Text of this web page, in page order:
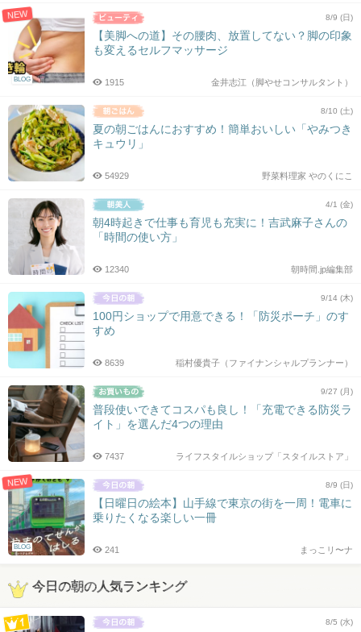
NEW
BLOG
8/9 (日)
【美脚への道】その腰肉、放置してない？脚の印象
も変えるセルフマッサージ
金井志江（脚やせコンサルタント）
1915
8/10 (土)
夏の朝ごはんにおすすめ！簡単おいしい「やみつき
キュウリ」
野菜料理家 やのくにこ
54929
4/1 (金)
朝4時起きで仕事も育児も充実に！吉武麻子さんの
「時間の使い方」
朝時間.jp編集部
12340
9/14 (木)
100円ショップで用意できる！「防災ポーチ」のす
すめ
稲村優貴子（ファイナンシャルプランナー）
8639
9/27 (月)
普段使いできてコスパも良し！「充電できる防災ラ
イト」を選んだ4つの理由
ライフスタイルショップ「スタイルストア」
7437
NEW
BLOG
8/9 (日)
【日曜日の絵本】山手線で東京の街を一周！電車に
乗りたくなる楽しい一冊
まっこリ〜ナ
241
今日の朝の人気ランキング
8/5 (水)